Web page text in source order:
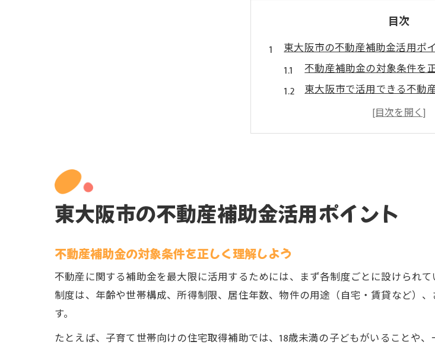
目次
東大阪市の不動産補助金活用ポ
不動産補助金の対象条件を
東大阪市で活用できる不動
リフォームや設備更新に使
不動産に関する支援制度の
引っ越しやリフォーム費用
補助金申請で得られる実際
生活支援の実額を知るための徹
各種補助金の実際の給付額
東大阪市の不動産補助金活用ポイント
不動産補助金の対象条件を正しく理解しよう
不動産に関する補助金を最大限に活用するためには、まず各制度ごとに設けられ
制度は、年齢や世帯構成、所得制限、居住年数、物件の用途（自宅・賃貸など）
す。
たとえば、子育て世帯向けの住宅取得補助では、18歳未満の子どもがいることや